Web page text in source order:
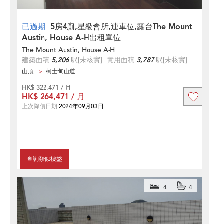
已過期 5房4廁,星級會所,連車位,露台The Mount
Austin, House A-H出租單位
The Mount Austin, House A-H
建築面積 5,206呎[未核實] 實用面積 3,787呎[未核實]
山頂 柯士甸山道
查詢類似樓盤
HK$ 322,471 / 月
HK$ 264,471 / 月
上次降價日期 2024年09月03日
4 4